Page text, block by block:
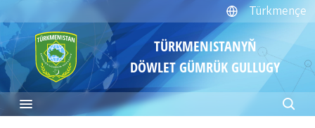
Türkmençe
TÜRKMENISTANYŇ
DÖWLET GÜMRÜK GULLUGY